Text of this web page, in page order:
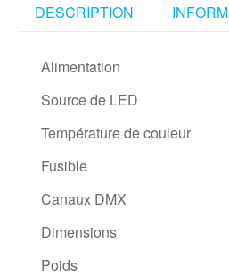
DESCRIPTION
Alimentation
Source de LED
Température de couleur
Fusible
Canaux DMX
Dimensions
Poids